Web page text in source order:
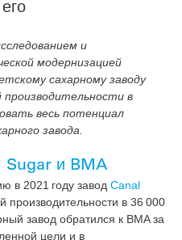
и
модернизацией
сахарному заводу
производительности в
весь потенциал
завода.
Sugar и BMA
в 2021 году завод Canal
в 36 000
завод обратился к BMA за
цели и в